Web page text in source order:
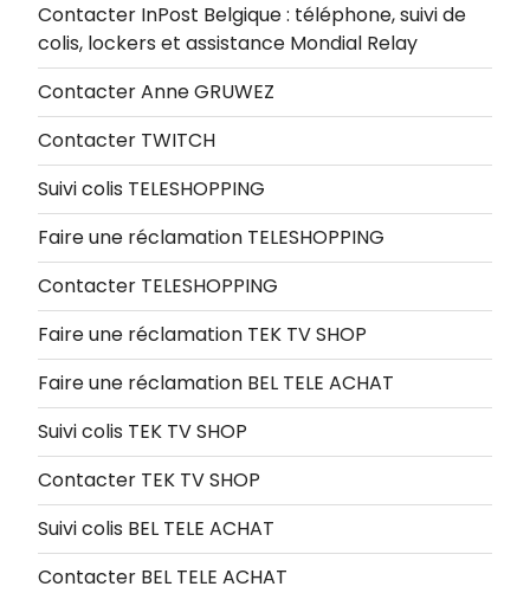
Contacter InPost Belgique : téléphone, suivi de
colis, lockers et assistance Mondial Relay
Contacter Anne GRUWEZ
Contacter TWITCH
Suivi colis TELESHOPPING
Faire une réclamation TELESHOPPING
Contacter TELESHOPPING
Faire une réclamation TEK TV SHOP
Faire une réclamation BEL TELE ACHAT
Suivi colis TEK TV SHOP
Contacter TEK TV SHOP
Suivi colis BEL TELE ACHAT
Contacter BEL TELE ACHAT